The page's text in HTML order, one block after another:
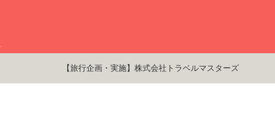
【旅行企画・実施】株式会社トラベルマスターズ